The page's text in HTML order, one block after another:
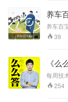
养车
养车百
养秘密， 发
杂路况
39
《么
每周技
题、玩
254